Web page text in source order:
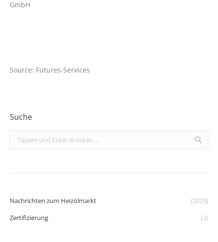
GmbH
Source: Futures-Services
Suche
Search:
Nachrichten zum Heizölmarkt
(2023)
Zertifizierung
(3)